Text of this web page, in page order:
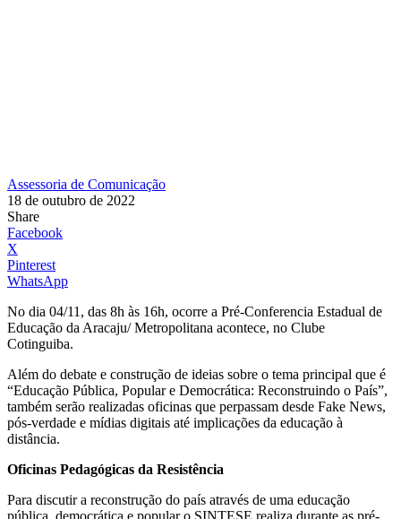
Assessoria de Comunicação
18 de outubro de 2022
Share
Facebook
X
Pinterest
WhatsApp
No dia 04/11, das 8h às 16h, ocorre a Pré-Conferencia Estadual de
Educação da Aracaju/ Metropolitana acontece, no Clube
Cotinguiba.
Além do debate e construção de ideias sobre o tema principal que é
“Educação Pública, Popular e Democrática: Reconstruindo o País”,
também serão realizadas oficinas que perpassam desde Fake News,
pós-verdade e mídias digitais até implicações da educação à
distância.
Oficinas Pedagógicas da Resistência
Para discutir a reconstrução do país através de uma educação
pública, democrática e popular o SINTESE realiza durante as pré-